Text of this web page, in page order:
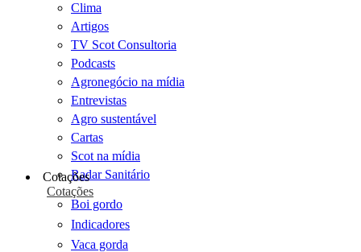
Clima
Artigos
TV Scot Consultoria
Podcasts
Agronegócio na mídia
Entrevistas
Agro sustentável
Cartas
Scot na mídia
Radar Sanitário
Cotações
Cotações
Boi gordo
Indicadores
Vaca gorda